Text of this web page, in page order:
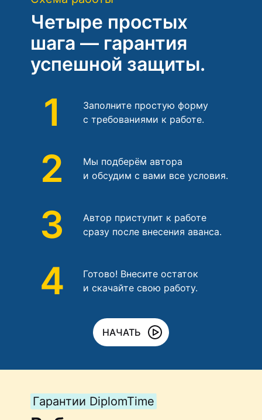
Четыре простых
шага — гарантия
успешной защиты.
1
Заполните простую форму
с требованиями к работе.
2
Мы подберём автора
и обсудим с вами все условия.
3
Автор приступит к работе
сразу после внесения аванса.
4
Готово! Внесите остаток
и скачайте свою работу.
НАЧАТЬ
Гарантии DiplomTime